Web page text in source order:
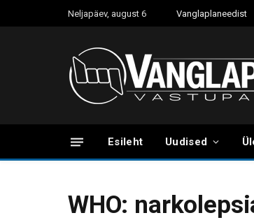
Neljapäev, august 6 Vanglaplaneedist
Esileht Uudised
WHO: